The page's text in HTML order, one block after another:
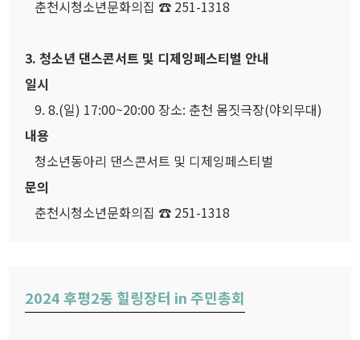
춘천시청소년문화의집 ☎ 251-1318
3. 청소년 댄스콘서트 및 디제잉페스티벌 안내
일시
9. 8.(일) 17:00~20:00 장소: 춘천 몸짓극장(야외무대)
내용
청소년동아리 댄스콘서트 및 디제잉페스티벌
문의
춘천시청소년문화의집 ☎ 251-1318
2024 후평2동 힐링장터 in 주민총회